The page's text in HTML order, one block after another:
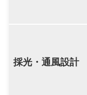
採光・通風設計